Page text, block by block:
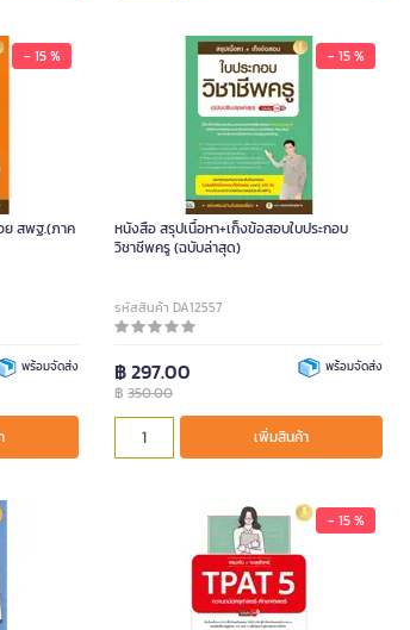
- 15 %
ย สพฐ.(ภาค
พร้อมจัดส่ง
- 15 %
หนังสือ สรุปเนื้อหา+เก็งข้อสอบใบประกอบ
วิชาชีพครู (ฉบับล่าสุด)
รหัสสินค้า DA12557
฿ 297.00
฿350.00
พร้อมจัดส่ง
เพิ่มสินค้า
- 15 %